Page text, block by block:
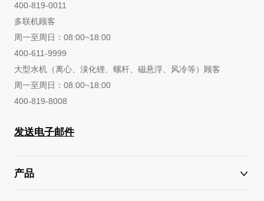
400-819-0011
多联机顾客
周一至周日：08:00~18:00
400-611-9999
大型水机（离心、溴化锂、螺杆、磁悬浮、风冷等）顾客
周一至周日：08:00~18:00
400-819-8008
发送电子邮件
产品